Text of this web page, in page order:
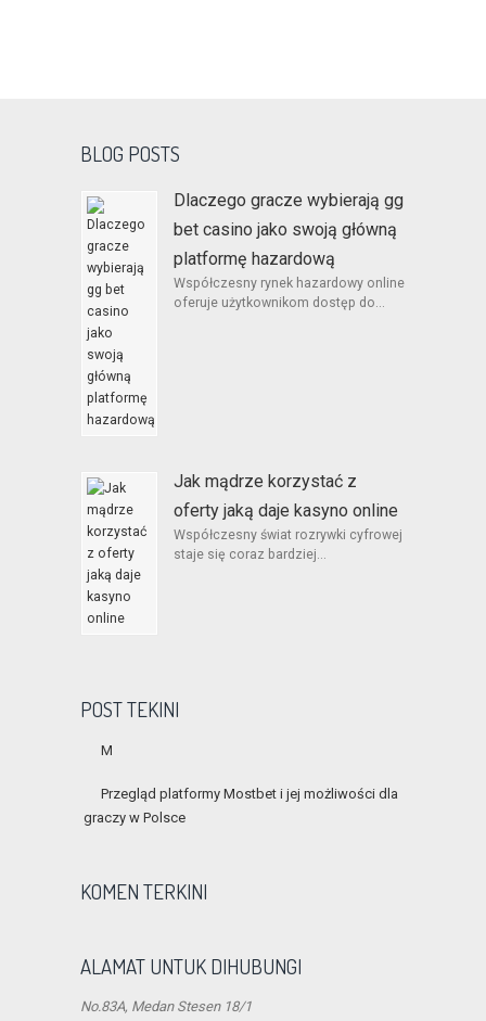
BLOG POSTS
Dlaczego gracze wybierają gg
bet casino jako swoją główną
platformę hazardową
Współczesny rynek hazardowy online
oferuje użytkownikom dostęp do...
Jak mądrze korzystać z
oferty jaką daje kasyno online
Współczesny świat rozrywki cyfrowej
staje się coraz bardziej...
POST TEKINI
M
Przegląd platformy Mostbet i jej możliwości dla
graczy w Polsce
KOMEN TERKINI
ALAMAT UNTUK DIHUBUNGI
No.83A, Medan Stesen 18/1